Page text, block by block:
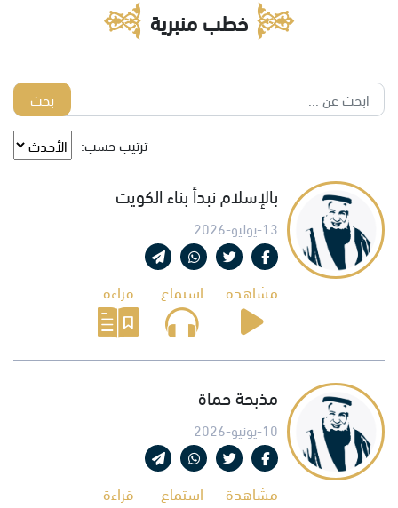
خطب منبرية
بحث
ترتيب حسب:
بالإسلام نبدأ بناء الكويت
13-يوليو-2026
مشاهدة استماع قراءة
مذبحة حماة
10-يونيو-2026
مشاهدة استماع قراءة